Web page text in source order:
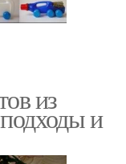
из
и